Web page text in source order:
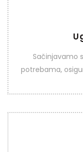
Sačinjavamo
potrebama,